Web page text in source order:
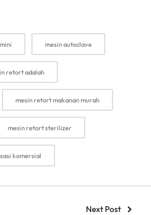
mesin autoclave
retort adalah
mesin retort makanan murah
mesin retort sterilizer
komersial
Next Post